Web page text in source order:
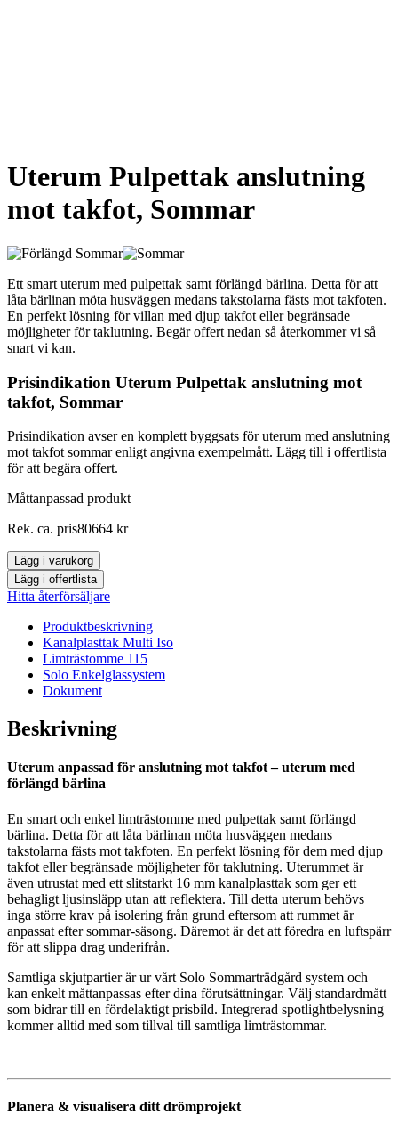
Uterum Pulpettak anslutning
mot takfot, Sommar
Ett smart uterum med pulpettak samt förlängd bärlina. Detta för att
låta bärlinan möta husväggen medans takstolarna fästs mot takfoten.
En perfekt lösning för villan med djup takfot eller begränsade
möjligheter för taklutning. Begär offert nedan så återkommer vi så
snart vi kan.
Prisindikation Uterum Pulpettak anslutning mot
takfot, Sommar
Prisindikation avser en komplett byggsats för uterum med anslutning
mot takfot sommar enligt angivna exempelmått. Lägg till i offertlista
för att begära offert.
Måttanpassad produkt
Uterum
anslutning
mot
takfot,
Sommar
mängd
Rek. ca. pris80664 kr
Lägg i varukorg
Lägg i offertlista
Hitta återförsäljare
Produktbeskrivning
Kanalplasttak Multi Iso
Limträstomme 115
Solo Enkelglassystem
Dokument
Beskrivning
Uterum anpassad för anslutning mot takfot – uterum med
förlängd bärlina
En smart och enkel limträstomme med pulpettak samt förlängd
bärlina. Detta för att låta bärlinan möta husväggen medans
takstolarna fästs mot takfoten. En perfekt lösning för dem med djup
takfot eller begränsade möjligheter för taklutning. Uterummet är
även utrustat med ett slitstarkt 16 mm kanalplasttak som ger ett
behagligt ljusinsläpp utan att reflektera. Till detta uterum behövs
inga större krav på isolering från grund eftersom att rummet är
anpassat efter sommar-säsong. Däremot är det att föredra en luftspärr
för att slippa drag underifrån.
Samtliga skjutpartier är ur vårt Solo Sommarträdgård system och
kan enkelt måttanpassas efter dina förutsättningar. Välj standardmått
som bidrar till en fördelaktigt prisbild. Integrerad spotlightbelysning
kommer alltid med som tillval till samtliga limträstommar.
Planera & visualisera ditt drömprojekt